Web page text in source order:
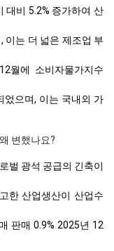
대비 5.2% 증가하여 산
이는 더 넓은 제조업 부
월에 소비자물가지수
었으며, 이는 국내외 가
변했나요?
벌 광석 공급의 긴축이
한 산업생산이 산업수
판매 0.9% 2025년 12